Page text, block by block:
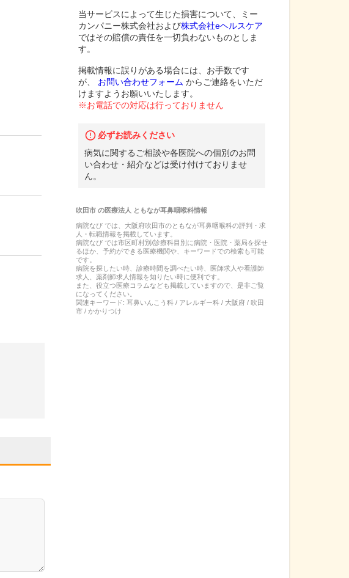
当サービスによって生じた損害について、ミー
カンパニー株式会社および株式会社eヘルスケア
ではその賠償の責任を一切負わないものとしま
す。
掲載情報に誤りがある場合には、お手数です
が、
お問い合わせフォーム からご連絡をいただ
けますようお願いいたします。
※お電話での対応は行っておりません
必ずお読みください
病気に関するご相談や各医院への個別のお問
い合わせ・紹介などは受け付けておりませ
ん。
吹田市の医療法人 ともなが耳鼻咽喉科情報
病院なび では、 大阪府吹田市のともなが耳鼻咽喉科の評判・求
人・転職情報を掲載しています。
病院なび では市区町村別/診療科目別に病院・医院・薬局を探せ
るほか、予約ができる医療機関や、キーワードでの検索も可能
です。
病院を探したい時、診療時間を調べたい時、医師求人や看護師
求人、薬剤師求人情報を知りたい時に便利です。
また、役立つ医療コラムなども掲載していますので、是非ご覧
になってください。
関連キーワード: 耳鼻いんこう科 / アレルギー科 / 大阪府 / 吹田
市 / かかりつけ